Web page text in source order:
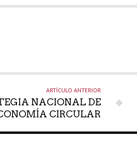
ARTÍCULO ANTERIOR
NACIONAL DE
CIRCULAR